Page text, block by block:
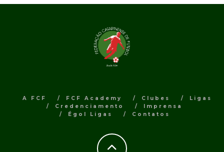
A FCF FCF Academy Clubes
Ligas
Credenciamento
Imprensa
Égol Ligas
Contatos